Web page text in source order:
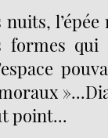
qui
point...